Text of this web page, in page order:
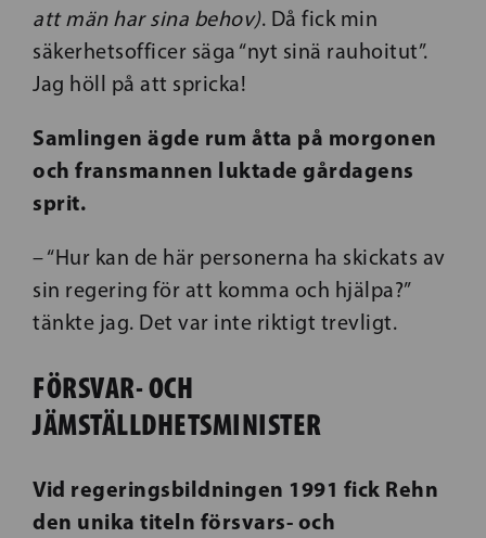
att män har sina behov). Då fick min
säkerhetsofficer säga “nyt sinä rauhoitut”.
Jag höll på att spricka!
Samlingen ägde rum åtta på morgonen
och fransmannen luktade gårdagens
sprit.
– “Hur kan de här personerna ha skickats av
sin regering för att komma och hjälpa?”
tänkte jag. Det var inte riktigt trevligt.
FÖRSVAR- OCH
JÄMSTÄLLDHETSMINISTER
Vid regeringsbildningen 1991 fick Rehn
den unika titeln försvars- och